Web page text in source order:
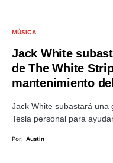
MÚSICA
Jack White
de The White
mantenimiento
Jack White subastará una
Tesla personal para
Por: Austin